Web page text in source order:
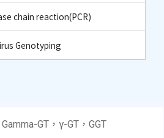
chain reaction(PCR)
Genotyping
Gamma-GT，γ-GT，GGT